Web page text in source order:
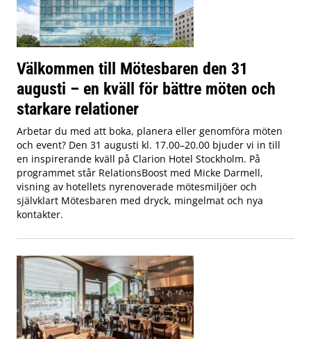
Välkommen till Mötesbaren den 31
augusti – en kväll för bättre möten och
starkare relationer
Arbetar du med att boka, planera eller genomföra möten
och event? Den 31 augusti kl. 17.00–20.00 bjuder vi in till
en inspirerande kväll på Clarion Hotel Stockholm. På
programmet står RelationsBoost med Micke Darmell,
visning av hotellets nyrenoverade mötesmiljöer och
självklart Mötesbaren med dryck, mingelmat och nya
kontakter.